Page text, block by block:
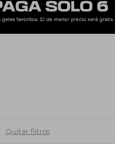
Quitar filtros